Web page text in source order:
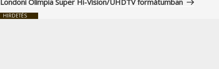
HIRDETÉS